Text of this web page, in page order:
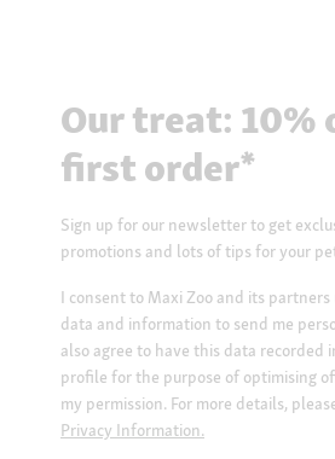
Our treat: 10%
first order*
Sign up for our newsletter to get
promotions and lots of tips for your
I consent to Maxi Zoo and its partners
data and information to send me
also agree to have this data recorded
profile for the purpose of optimising
my permission. For more details,
Privacy Information.